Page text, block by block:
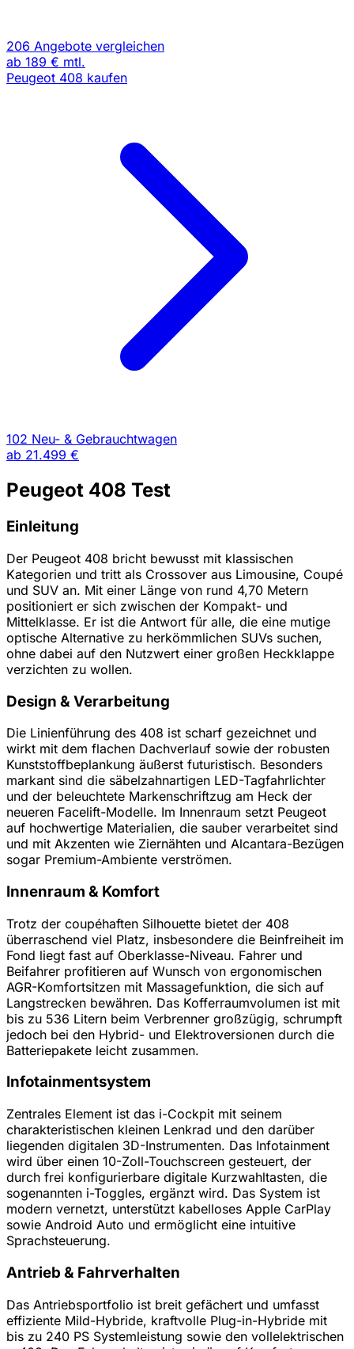
206 Angebote vergleichen
ab 189 € mtl.
Peugeot 408 kaufen
102 Neu- & Gebrauchtwagen
ab 21.499 €
Peugeot 408 Test
Einleitung
Der Peugeot 408 bricht bewusst mit klassischen
Kategorien und tritt als Crossover aus Limousine, Coupé
und SUV an. Mit einer Länge von rund 4,70 Metern
positioniert er sich zwischen der Kompakt- und
Mittelklasse. Er ist die Antwort für alle, die eine mutige
optische Alternative zu herkömmlichen SUVs suchen,
ohne dabei auf den Nutzwert einer großen Heckklappe
verzichten zu wollen.
Design & Verarbeitung
Die Linienführung des 408 ist scharf gezeichnet und
wirkt mit dem flachen Dachverlauf sowie der robusten
Kunststoffbeplankung äußerst futuristisch. Besonders
markant sind die säbelzahnartigen LED-Tagfahrlichter
und der beleuchtete Markenschriftzug am Heck der
neueren Facelift-Modelle. Im Innenraum setzt Peugeot
auf hochwertige Materialien, die sauber verarbeitet sind
und mit Akzenten wie Ziernähten und Alcantara-Bezügen
sogar Premium-Ambiente verströmen.
Innenraum & Komfort
Trotz der coupéhaften Silhouette bietet der 408
überraschend viel Platz, insbesondere die Beinfreiheit im
Fond liegt fast auf Oberklasse-Niveau. Fahrer und
Beifahrer profitieren auf Wunsch von ergonomischen
AGR-Komfortsitzen mit Massagefunktion, die sich auf
Langstrecken bewähren. Das Kofferraumvolumen ist mit
bis zu 536 Litern beim Verbrenner großzügig, schrumpft
jedoch bei den Hybrid- und Elektroversionen durch die
Batteriepakete leicht zusammen.
Infotainmentsystem
Zentrales Element ist das i-Cockpit mit seinem
charakteristischen kleinen Lenkrad und den darüber
liegenden digitalen 3D-Instrumenten. Das Infotainment
wird über einen 10-Zoll-Touchscreen gesteuert, der
durch frei konfigurierbare digitale Kurzwahltasten, die
sogenannten i-Toggles, ergänzt wird. Das System ist
modern vernetzt, unterstützt kabelloses Apple CarPlay
sowie Android Auto und ermöglicht eine intuitive
Sprachsteuerung.
Antrieb & Fahrverhalten
Das Antriebsportfolio ist breit gefächert und umfasst
effiziente Mild-Hybride, kraftvolle Plug-in-Hybride mit
bis zu 240 PS Systemleistung sowie den vollelektrischen